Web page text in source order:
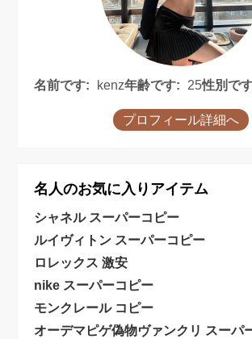
名前です: kenz年齢です: 25性別で
プロフィール詳細へ
名人のお気に入りアイテム
シャネル スーパーコピー
ルイヴィトン スーパーコピー
ロレックス 激安
nike スーパーコピー
モンクレール コピー
オーデマピゲ偽物ヴァンクリ スーパ